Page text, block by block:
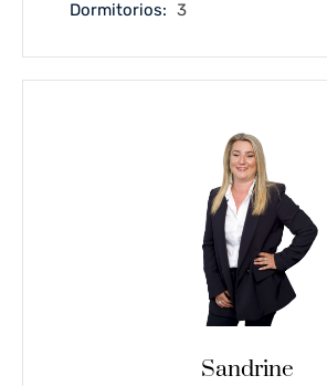
Dormitorios: 3
Sandrine